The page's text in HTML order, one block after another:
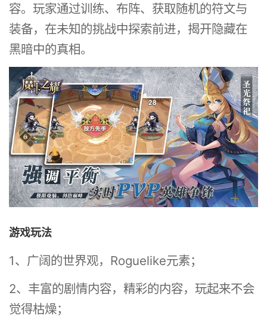
容。玩家通过训练、布阵、获取随机的符文与
装备，在未知的挑战中探索前进，揭开隐藏在
黑暗中的真相。
游戏玩法
1、广阔的世界观，Roguelike元素；
2、丰富的剧情内容，精彩的内容，玩起来不会
觉得枯燥；